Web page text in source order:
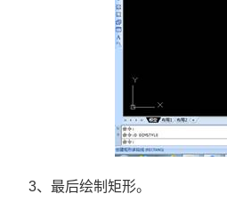
3、最后绘制矩形。